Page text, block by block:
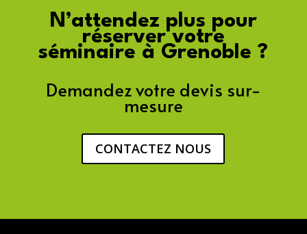
N’attendez plus pour
réserver votre
séminaire à Grenoble ?
Demandez votre devis sur-
mesure
CONTACTEZ NOUS